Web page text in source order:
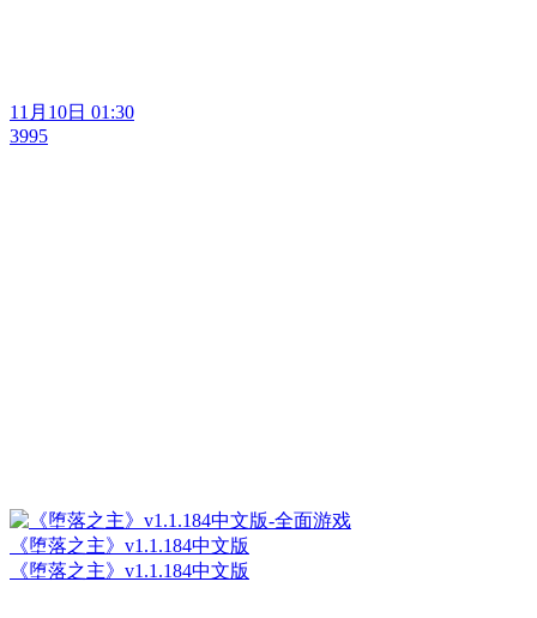
11月10日 01:30
3995
《堕落之主》v1.1.184中文版
《堕落之主》v1.1.184中文版